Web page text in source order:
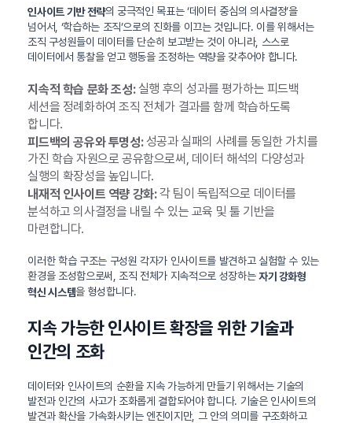
인사이트 기반 전략의 궁극적인 목표는 ‘데이터 중심의 의사결정’을
넘어서, ‘학습하는 조직’으로의 진화를 이끄는 것입니다. 이를 위해서는
조직 구성원들이 데이터를 단순히 보고받는 것이 아니라, 스스로
데이터에서 통찰을 얻고 행동을 조정하는 역량을 갖추어야 합니다.
지속적 학습 문화 조성:실행 후의 성과를 평가하는 피드백
세션을 정례화하여 조직 전체가 결과를 함께 학습하도록
합니다.
피드백의 공유와 투명성:성공과 실패의 사례를 동일한 가치를
가진 학습 자원으로 공유함으로써, 데이터 해석의 다양성과
실행의 확장성을 높입니다.
내재적 인사이트 역량 강화:각 팀이 독립적으로 데이터를
분석하고 의사결정을 내릴 수 있는 교육 및 툴 기반을
마련합니다.
이러한 학습 구조는 구성원 각자가 인사이트를 발견하고 실험할 수 있는
환경을 조성함으로써, 조직 전체가 지속적으로 성장하는자기 강화형
혁신 시스템을 형성합니다.
지속 가능한 인사이트 확장을 위한 기술과
인간의 조화
데이터와 인사이트의 순환을 지속 가능하게 만들기 위해서는 기술의
발전과 인간의 사고가 조화롭게 결합되어야 합니다. 기술은 인사이트의
발견과 확산을 가속화시키는 엔진이지만, 그 안의 의미를 구조화하고